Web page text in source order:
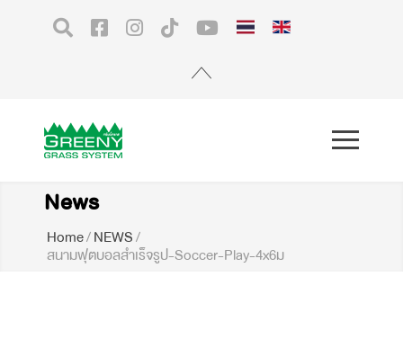
News
Home/NEWS/
สนามฟุตบอลสำเร็จรูป-Soccer-Play-4x6ม